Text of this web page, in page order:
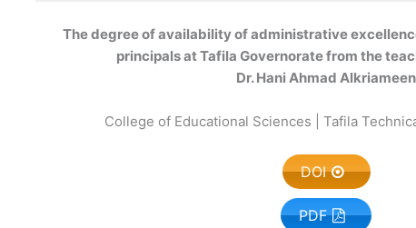
The degree of availability of administrative
principals at Tafila Governorate from the
Dr. Hani Ahmad Alkriameen
College of Educational Sciences | Tafila
DOI
PDF